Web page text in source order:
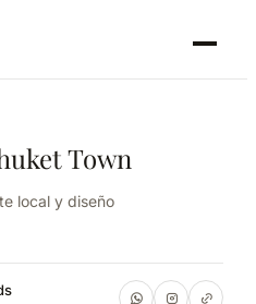
Town
local y diseño